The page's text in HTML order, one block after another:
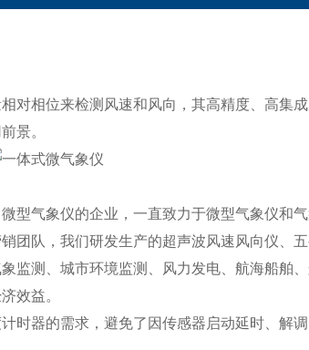
对相位来检测风速和风向，其高精度、高集
景。
气象仪的企业，一直致力于微型气象仪和
团队，我们研发生产的超声波风速风向仪、
监测、城市环境监测、风力发电、航海船舶
效益。
器的需求，避免了因传感器启动延时、解